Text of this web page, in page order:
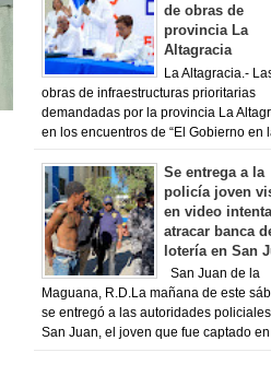
de obras de
provincia La
Altagracia
La Altagracia.-
obras de infraestructuras prioritarias
demandadas por la provincia La
en los encuentros de “El Gobierno en
Se entrega a la
policía joven
en video
atracar banca
lotería en San
San Juan de la
Maguana, R.D.La mañana de este
se entregó a las autoridades
San Juan, el joven que fue captado en